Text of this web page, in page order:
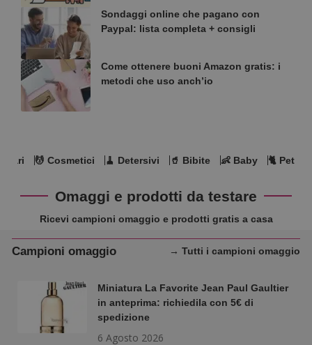
Sondaggi online che pagano con
Paypal: lista completa + consigli
Come ottenere buoni Amazon gratis: i
metodi che uso anch’io
💆 Cosmetici 🧹 Detersivi 🥤 Bibite 👶 Baby 🐈 Pet
Omaggi e prodotti da testare
Ricevi campioni omaggio e prodotti gratis a casa
Campioni omaggio → Tutti i campioni omaggio
Miniatura La Favorite Jean Paul Gaultier
in anteprima: richiedila con 5€ di
spedizione
6 Agosto 2026